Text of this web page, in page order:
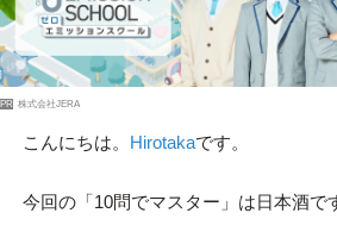
PR 株式会社JERA
こんにちは。 Hirotakaです。
今回の「10問でマスター」は日本酒で